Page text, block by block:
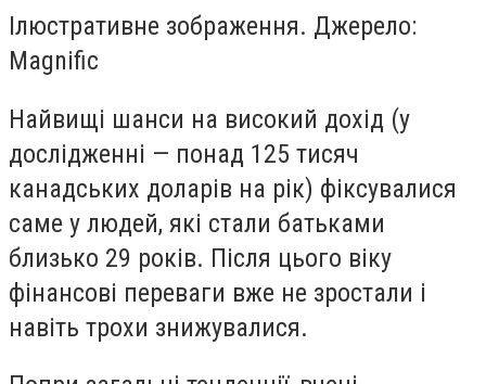
Ілюстративне зображення. Джерело:
Magnific
Найвищі шанси на високий дохід (у
дослідженні — понад 125 тисяч
канадських доларів на рік) фіксувалися
саме у людей, які стали батьками
близько 29 років. Після цього віку
фінансові переваги вже не зростали і
навіть трохи знижувалися.